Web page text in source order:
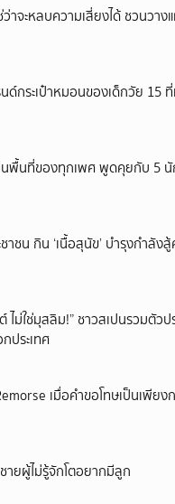
ว่าจะหลบความเสี่ยงได้ ชวนวา
นด์กระเป๋าหมอนของเด็กวัย 15
นพื้นที่ของทุกเพศ พูดคุยกับ 5
ชาชน กิน ‘เนื้อสุนัข’ บำรุงกำลั
ไม่ใช่มุสลิม!” ชาวสเปนรวมตั
ประเทศ
เมื่อคำขอโทษเป็นเพียง
ายผู้ไม่รู้จักโตอยากมีลูก